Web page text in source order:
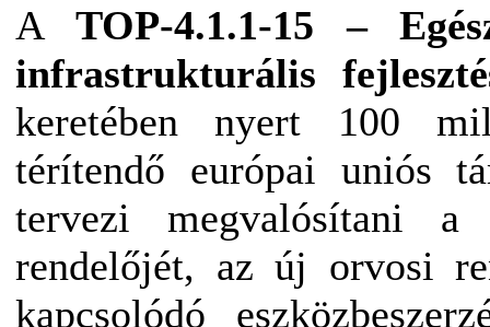
A TOP-4.1.1-15 –
infrastrukturális
keretében nyert 100
térítendő európai uniós
tervezi megvalósítani
rendelőjét, az új orvosi
kapcsolódó